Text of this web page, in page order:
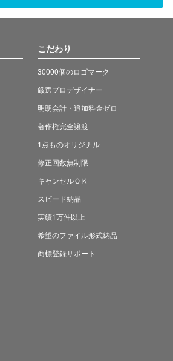
こだわり
30000個のロゴマーク
厳選プロデザイナー
明朗会計・追加料金ゼロ
著作権完全譲渡
1点ものオリジナル
修正回数無制限
キャンセルＯＫ
スピード納品
実績1万件以上
希望のファイル形式納品
商標登録サポート